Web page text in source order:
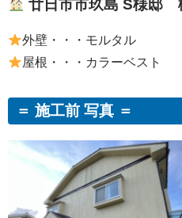
廿日市市玖島 S様邸
外壁・・・モルタル
屋根・・・カラーベスト
＝ 施工前 写真 ＝